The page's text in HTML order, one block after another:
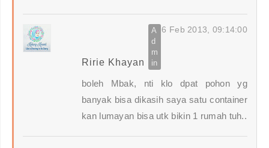
Ririe Khayan
6 Feb 2013, 09:14:00
boleh Mbak, nti klo dpat pohon yg
banyak bisa dikasih saya satu container
kan lumayan bisa utk bikin 1 rumah tuh..